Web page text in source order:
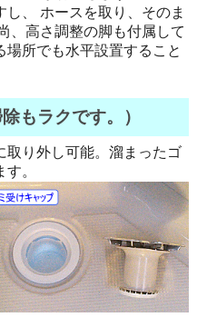
、 ホースを取り、そのま
、高さ調整の脚も付属して
所でも水平設置すること
もラクです。）
取り外し可能。溜まったゴ
。